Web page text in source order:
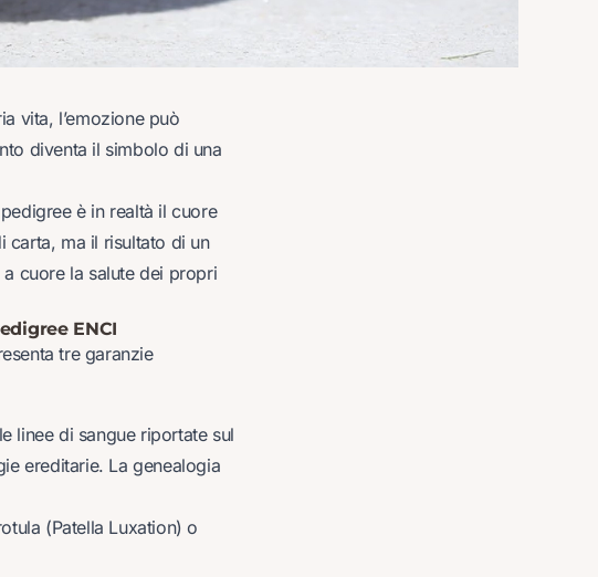
vita, l’emozione può
diventa il simbolo di una
è in realtà il cuore
carta, ma il risultato di un
cuore la salute dei propri
ENCI
tre garanzie
linee di sangue riportate sul
ereditarie. La genealogia
(Patella Luxation) o